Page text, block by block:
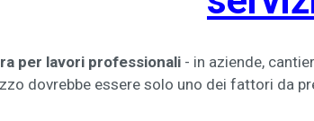
per lavori professionali - in aziende,
dovrebbe essere solo uno dei fattori da